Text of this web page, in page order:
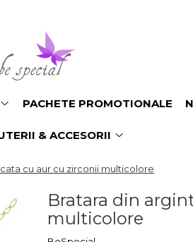
PACHETE PROMOTIONALE
& ACCESORII
cu aur cu zirconii multicolore
Bratara din
multicolore